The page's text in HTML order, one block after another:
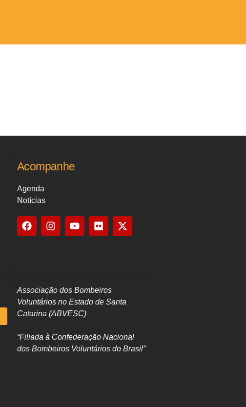
Acompanhe
Agenda
Notícias
Associação dos Bombeiros
Voluntários no Estado de Santa
Catarina (ABVESC)
“Filiada à Confederação Nacional
dos Bombeiros Voluntários do Brasil”